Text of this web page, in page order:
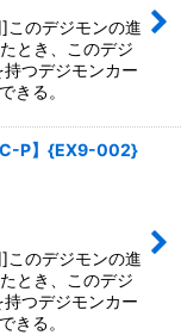
このデジモンの進
とき、このデジ
つデジモンカー
きる。
P】{EX9-002}
このデジモンの進
とき、このデジ
つデジモンカー
きる。